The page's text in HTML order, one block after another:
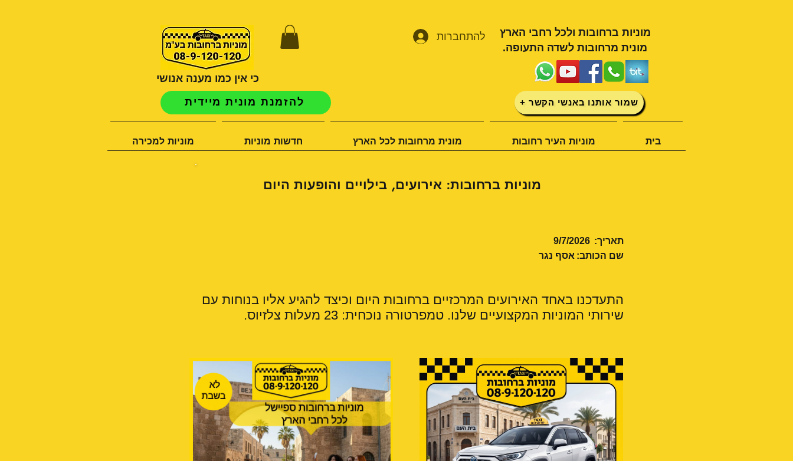
להתחברות
כי אין כמו מענה אנושי
מוניות ברחובות ולכל רחבי הארץ
מונית מרחובות לשדה התעופה.
שמור אותנו באנשי הקשר + להזמנת מונית מיידית
בית מוניות העיר רחובות מונית מרחובות לכל הארץ חדשות מוניות מוניות למכירה
מוניות ברחובות: אירועים, בילויים והופעות היום
9/7/2026 תאריך:
אסף נגר שם הכותב:
התעדכנו באחד האירועים המרכזיים ברחובות היום וכיצד להגיע אליו בנוחות עם
שירותי המוניות המקצועיים שלנו. טמפרטורה נוכחית: 23 מעלות צלזיוס.